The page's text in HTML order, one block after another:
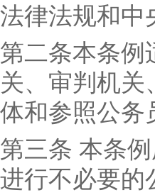
律法规和中
条本条例适
、审判机关
和参照公
条 本条例
行不必要的